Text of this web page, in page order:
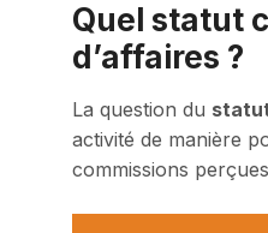
Quel statut
d’affaires ?
La question du
activité de manière
commissions